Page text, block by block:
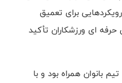
برای تعمیق
ای ورزشکاران تأکید
بانوان همراه بود و با